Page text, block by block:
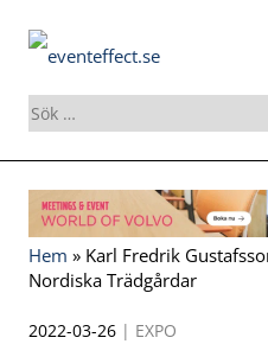
Sök
efter:
Skip
to
content
Hem » Karl Fredrik
Nordiska Trädgårdar
2022-03-26 | EXPO